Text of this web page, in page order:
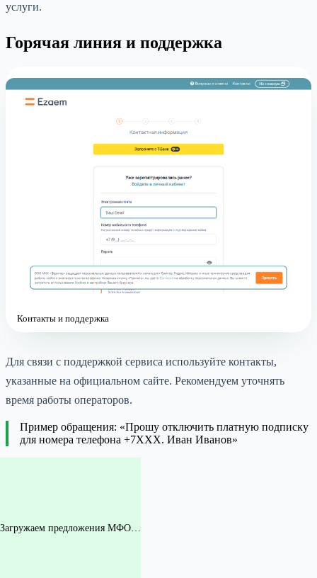
услуги.
Горячая линия и поддержка
Контакты и поддержка
Для связи с поддержкой сервиса используйте контакты,
указанные на официальном сайте. Рекомендуем уточнять
время работы операторов.
Пример обращения: «Прошу отключить платную подписку
для номера телефона +7XXX. Иван Иванов»
Загружаем предложения МФО…